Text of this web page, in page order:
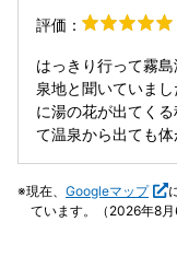
て最大の問題は食事
に衝撃的だったのは椀物の
のうち、なんと2名
私もマナーに詳し
して違和感があり
外。旅館業としてありえません。
とのことでしたが
飯物が出たのは
膳の女の子しか顔
客良かったです。 桜の間を利用しましたがとても綺麗で(リ
ニューアルしたみ
付いてる温泉も適
平日に行ったので
っくりと出来て日頃の
れも美味しくお腹
きました。 1人26,000円は大変お得なお値段だと思います。
評価：
はっきり行って霧
泉地と聞いていま
に湯の花が出てく
て温泉から出ても
理で美味しかった
が良いので何回か
現在、 Googleマップ
ています。（2026年8月